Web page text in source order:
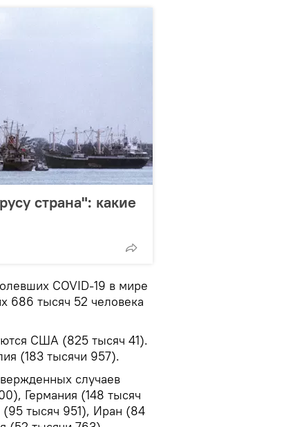
страна": какие
COVID-19 в мире
686 тысяч 52 человека
США (825 тысяч 41).
(183 тысячи 957).
случаев
Германия (148 тысяч
(95 тысяч 951), Иран (84